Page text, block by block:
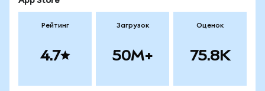
Рейтинг
4.7
Загрузок
50M+
Оценок
75.8K